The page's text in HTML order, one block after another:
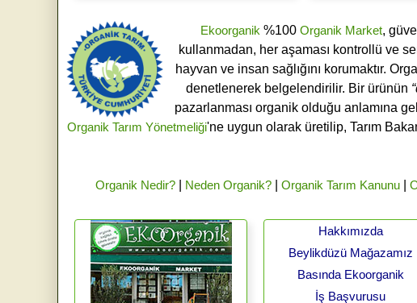
Ekoorganik %100 Organik Market,
kullanmadan, her aşaması kontrollü ve
hayvan ve insan sağlığını korumaktır.
denetlenerek belgelendirilir. Bir ürünün
pazarlanması organik olduğu anlamına
Organik Tarım Yönetmeliği'ne uygun olarak üretilip, Tarım
Organik Nedir?| Neden Organik?| Organik Tarım Kanunu|
Hakkımızda
Beylikdüzü Mağazamız
Basında Ekoorganik
İş Başvurusu